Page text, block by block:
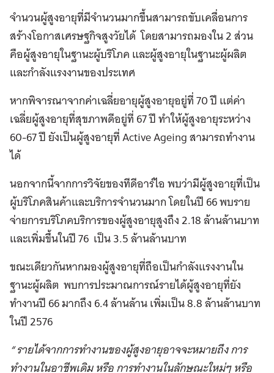
จำนวนผู้สูงอายุที่มีจำนวนมากขึ้นสามารถขับเคลื่อนการ
สร้างโอกาสเศรษฐกิจสูงวัยได้ โดยสามารถมองใน 2 ส่วน
คือผู้สูงอายุในฐานะผู้บริโภค และผู้สูงอายุในฐานะผู้ผลิต
และกำลังแรงงานของประเทศ
หากพิจารณาจากค่าเฉลี่ยอายุผู้สูงอายุอยู่ที่ 70 ปี แต่ค่า
เฉลี่ยผู้สูงอายุที่สุขภาพดีอยู่ที่ 67 ปี ทำให้ผู้สูงอายุระหว่าง
60-67 ปี ยังเป็นผู้สูงอายุที่ Active Ageing สามารถทำงาน
ได้
นอกจากนี้จากการวิจัยของทีดีอาร์ไอ พบว่ามีผู้สูงอายุที่เป็น
ผู้บริโภคสินค้าและบริการจำนวนมาก โดยในปี 66 พบราย
จ่ายการบริโภคบริการของผู้สูงอายุสูงถึง 2.18 ล้านล้านบาท
และเพิ่มขึ้นในปี 76 เป็น 3.5 ล้านล้านบาท
ขณะเดียวกันหากมองผู้สูงอายุที่ถือเป็นกำลังแรงงานใน
ฐานะผู้ผลิต พบการประมาณการณ์รายได้ผู้สูงอายุที่ยัง
ทำงานปี 66 มากถึง 6.4 ล้านล้าน เพิ่มเป็น 8.8 ล้านล้านบาท
ในปี 2576
“ รายได้จากการทำงานของผู้สูงอายุอาจจะหมายถึง การ
ทำงานในอาชีพเดิม หรือ การทำงานในลักษณะใหม่ๆ หรือ